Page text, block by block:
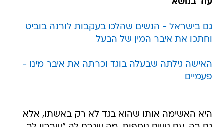
עוד בנושא
גם בישראל - הנשים שהלכו בעקבות לורנה בוביט
וחתכו את איבר המין של הבעל
האישה גילתה שבעלה בוגד וכרתה את איבר מינו -
פעמיים
היא האשימה אותו שהוא בגד לא רק באשתו, אלא